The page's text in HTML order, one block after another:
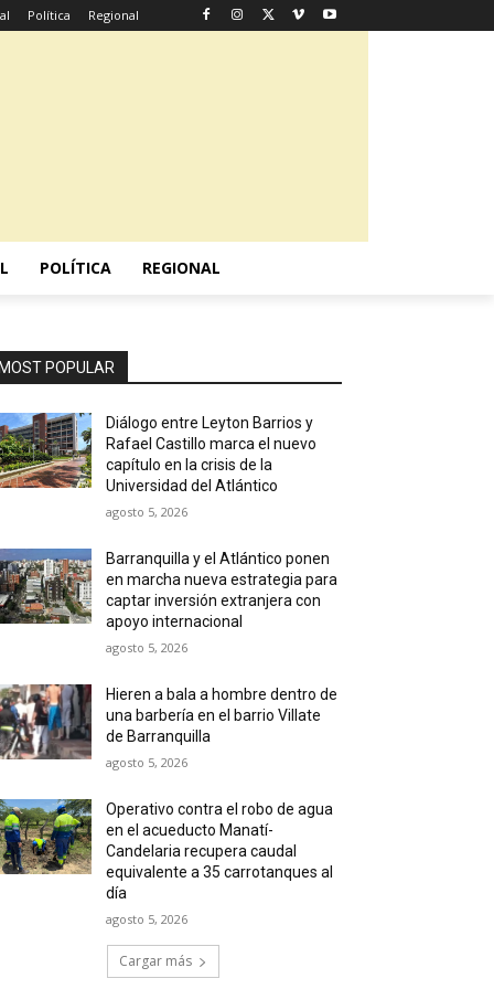
Política Regional
POLÍTICA REGIONAL
MOST POPULAR
Diálogo entre Leyton Barrios y
Rafael Castillo marca el nuevo
capítulo en la crisis de la
Universidad del Atlántico
agosto 5, 2026
Barranquilla y el Atlántico ponen
en marcha nueva estrategia para
captar inversión extranjera con
apoyo internacional
agosto 5, 2026
Hieren a bala a hombre dentro de
una barbería en el barrio Villate
de Barranquilla
agosto 5, 2026
Operativo contra el robo de agua
en el acueducto Manatí-
Candelaria recupera caudal
equivalente a 35 carrotanques al
día
agosto 5, 2026
Cargar más